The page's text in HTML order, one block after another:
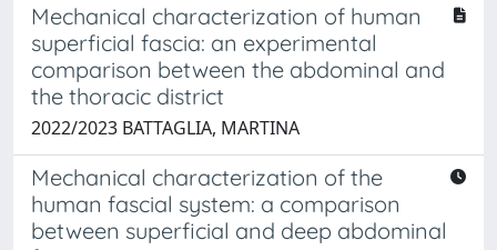
Mechanical characterization of human
superficial fascia: an experimental
comparison between the abdominal and
the thoracic district
2022/2023 BATTAGLIA, MARTINA
Mechanical characterization of the
human fascial system: a comparison
between superficial and deep abdominal